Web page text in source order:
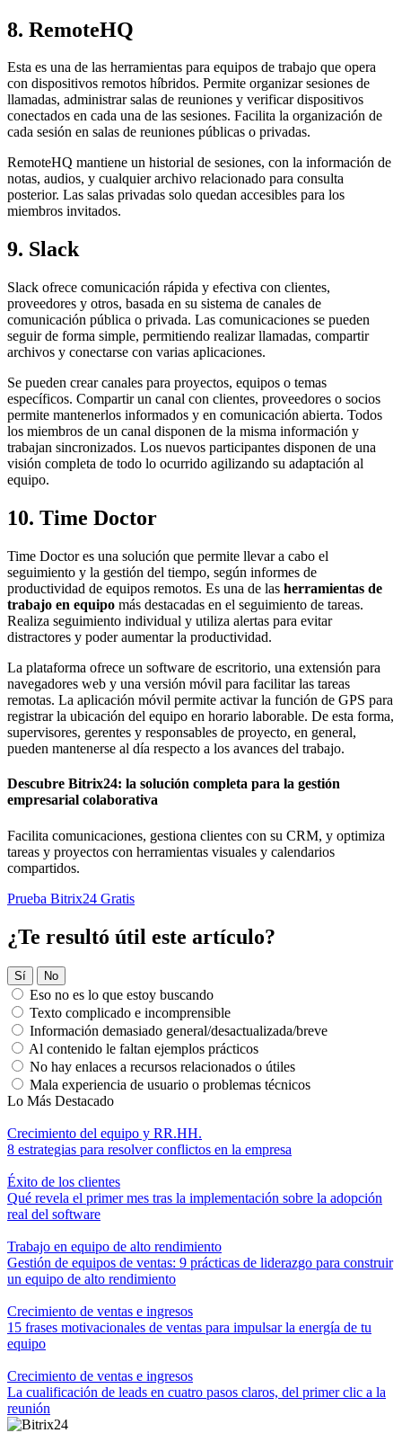
8. RemoteHQ
Esta es una de las herramientas para equipos de trabajo que opera
con dispositivos remotos híbridos. Permite organizar sesiones de
llamadas, administrar salas de reuniones y verificar dispositivos
conectados en cada una de las sesiones. Facilita la organización de
cada sesión en salas de reuniones públicas o privadas.
RemoteHQ mantiene un historial de sesiones, con la información de
notas, audios, y cualquier archivo relacionado para consulta
posterior. Las salas privadas solo quedan accesibles para los
miembros invitados.
9. Slack
Slack ofrece comunicación rápida y efectiva con clientes,
proveedores y otros, basada en su sistema de canales de
comunicación pública o privada. Las comunicaciones se pueden
seguir de forma simple, permitiendo realizar llamadas, compartir
archivos y conectarse con varias aplicaciones.
Se pueden crear canales para proyectos, equipos o temas
específicos. Compartir un canal con clientes, proveedores o socios
permite mantenerlos informados y en comunicación abierta. Todos
los miembros de un canal disponen de la misma información y
trabajan sincronizados. Los nuevos participantes disponen de una
visión completa de todo lo ocurrido agilizando su adaptación al
equipo.
10. Time Doctor
Time Doctor es una solución que permite llevar a cabo el
seguimiento y la gestión del tiempo, según informes de
productividad de equipos remotos. Es una de las herramientas de
trabajo en equipo más destacadas en el seguimiento de tareas.
Realiza seguimiento individual y utiliza alertas para evitar
distractores y poder aumentar la productividad.
La plataforma ofrece un software de escritorio, una extensión para
navegadores web y una versión móvil para facilitar las tareas
remotas. La aplicación móvil permite activar la función de GPS para
registrar la ubicación del equipo en horario laborable. De esta forma,
supervisores, gerentes y responsables de proyecto, en general,
pueden mantenerse al día respecto a los avances del trabajo.
Descubre Bitrix24: la solución completa para la gestión
empresarial colaborativa
Facilita comunicaciones, gestiona clientes con su CRM, y optimiza
tareas y proyectos con herramientas visuales y calendarios
compartidos.
Prueba Bitrix24 Gratis
¿Te resultó útil este artículo?
Sí No
Eso no es lo que estoy buscando
Texto complicado e incomprensible
Información demasiado general/desactualizada/breve
Al contenido le faltan ejemplos prácticos
No hay enlaces a recursos relacionados o útiles
Mala experiencia de usuario o problemas técnicos
Lo Más Destacado
Crecimiento del equipo y RR.HH.
8 estrategias para resolver conflictos en la empresa
Éxito de los clientes
Qué revela el primer mes tras la implementación sobre la adopción
real del software
Trabajo en equipo de alto rendimiento
Gestión de equipos de ventas: 9 prácticas de liderazgo para construir
un equipo de alto rendimiento
Crecimiento de ventas e ingresos
15 frases motivacionales de ventas para impulsar la energía de tu
equipo
Crecimiento de ventas e ingresos
La cualificación de leads en cuatro pasos claros, del primer clic a la
reunión